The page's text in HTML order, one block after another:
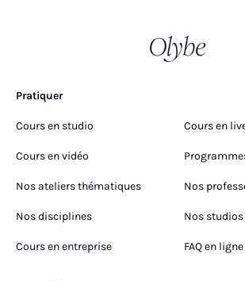
Pratiquer
Cours en studio Cours en
Cours en vidéo
Nos ateliers thématiques Nos
Nos disciplines Nos
Cours en entreprise FAQ en